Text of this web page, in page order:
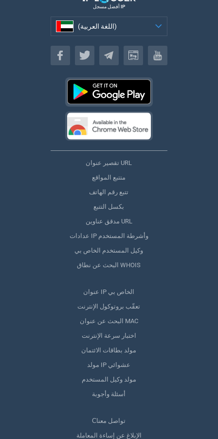
أفضل مسجل IP
(اللغة العربية)
(اللغة العربية)
تقصير عنوان URL
متتبع المواقع
تتبع رقم الهاتف
بكسل التتبع
مدقق عناوين URL
عدادات IP وأشرطة المستخدم
وكيل المستخدم الخاص بي
البحث عن نطاق WHOIS
عنوان IP الخاص بي
تعقّب بروتوكول الإنترنت
البحث عن عنوان MAC
اختبار سرعة الإنترنت
مولد بطاقات الائتمان
مولد IP عشوائي
مولد وكيل المستخدم
أسئلة وأجوبة
Сتواصل معنا
الإبلاغ عن إساءة المعاملة